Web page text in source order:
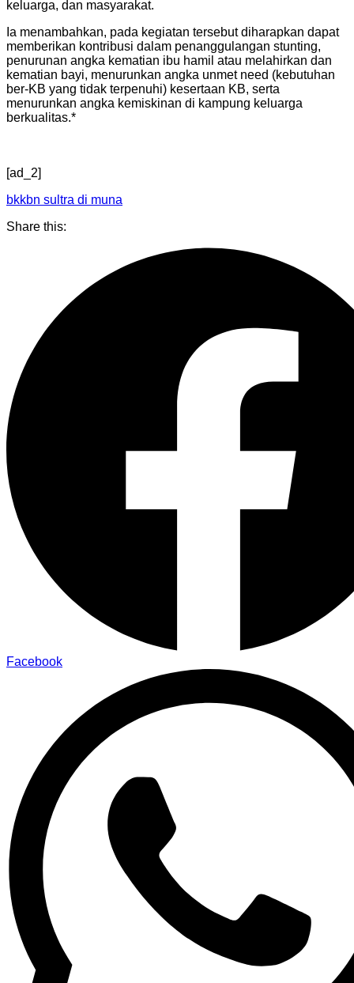
keluarga, dan masyarakat.
Ia menambahkan, pada kegiatan tersebut diharapkan dapat
memberikan kontribusi dalam penanggulangan stunting,
penurunan angka kematian ibu hamil atau melahirkan dan
kematian bayi, menurunkan angka unmet need (kebutuhan
ber-KB yang tidak terpenuhi) kesertaan KB, serta
menurunkan angka kemiskinan di kampung keluarga
berkualitas.*
[ad_2]
bkkbn sultra di muna
Share this:
Facebook